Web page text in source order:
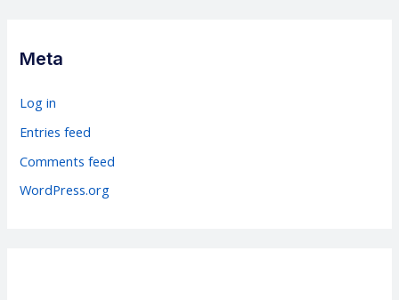
g
r
i
Meta
Log in
Entries feed
Comments feed
WordPress.org